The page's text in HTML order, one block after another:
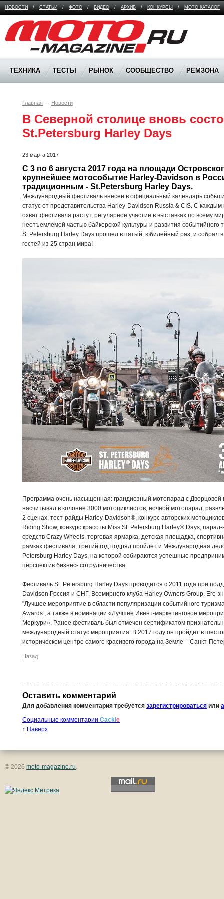
НОВОСТИ / СТАТЬИ / ФОТО / ВИДЕО / АРХИВ / КОНКУРСЫ / МОТО КАТАЛОГ
Moto Magazine
ТЕХНИКА ТЕСТЫ РЫНОК СООБЩЕСТВО РЕМЗОНА
Главная → Новости
В Северной столице вновь
St.Petersburg Harley Days
23 марта 2017
C 3 по 6 августа 2017 года на площади
крупнейшее мотособытие Harley-Davidson в
традиционным - St.Petersburg Harley Days.
Международный фестиваль внесен в официальный календарь
статус от представительства Harley-Davidson Russia & CIS. С
охват фестиваля растут, регулярное участие в выставках по всему
неотъемлемой частью байкерской культуры и развития событийного
St.Petersburg Harley Days прошел в пятый, юбилейный раз, и собрал
гостей из 25 стран мира!
Программа очень насыщенная: грандиозный мотопарад с Дворцовой
насчитывал в колонне 3000 мотоциклистов, ночной мотопарад,
2 сценах, тест-райды Harley-Davidson®, конкурс авторских
Riding Show, конкурс красоты Miss St. Petersburg Harley® Days,
средств Crazy Wheels, торговая ярмарка, детская площадка,
рамках фестиваля, третий год подряд пройдет и Международная
Petersburg Harley Days, на которой собираются успешные
перспектив бизнес- сотрудничества.
Фестиваль St. Petersburg Harley Days проводится с 2011 года при
Davidson Россия и СНГ, Всемирного клуба Harley Owners Group. Его
"Лучшее мероприятие в области популяризации событийного
Awards , а также в номинации «Лучшее Ивент-маркетинговое
Меркури». Ранее фестиваль был отмечен сертификатом
международный статус мероприятия. В 2017 году он пройдет в
историческом центре самого красивого города на Земле – Санкт-
Назад
Оставить комментарий
Для добавления комментария требуется зарегистрироваться или
Социальные комментарии Cackl e
↑ Наверх
© 2026 moto-magazine.ru.